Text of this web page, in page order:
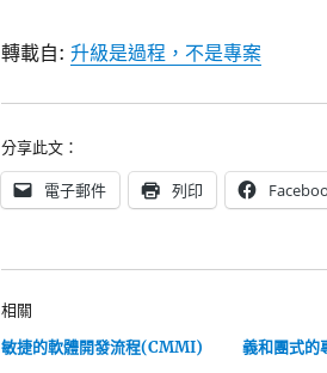
轉載自: 升級是過程，不是專案
分享此文：
電子郵件 列印
相關
敏捷的軟體開發流程(CMMI) 義和團式的